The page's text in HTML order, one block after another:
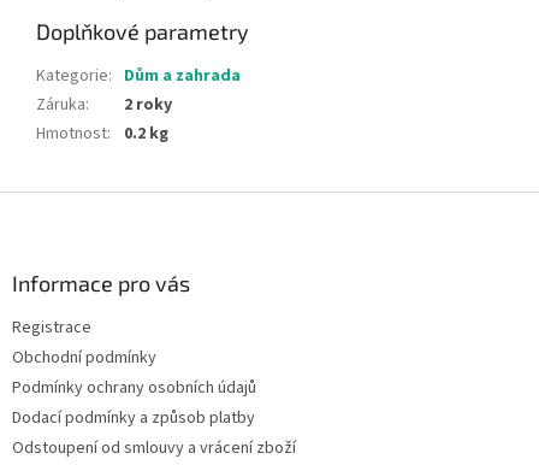
Doplňkové parametry
Kategorie: Dům a zahrada
Záruka:
2 roky
Hmotnost: 0.2 kg
Informace pro vás
Registrace
Obchodní podmínky
Podmínky ochrany osobních údajů
Dodací podmínky a způsob platby
Odstoupení od smlouvy a vrácení zboží